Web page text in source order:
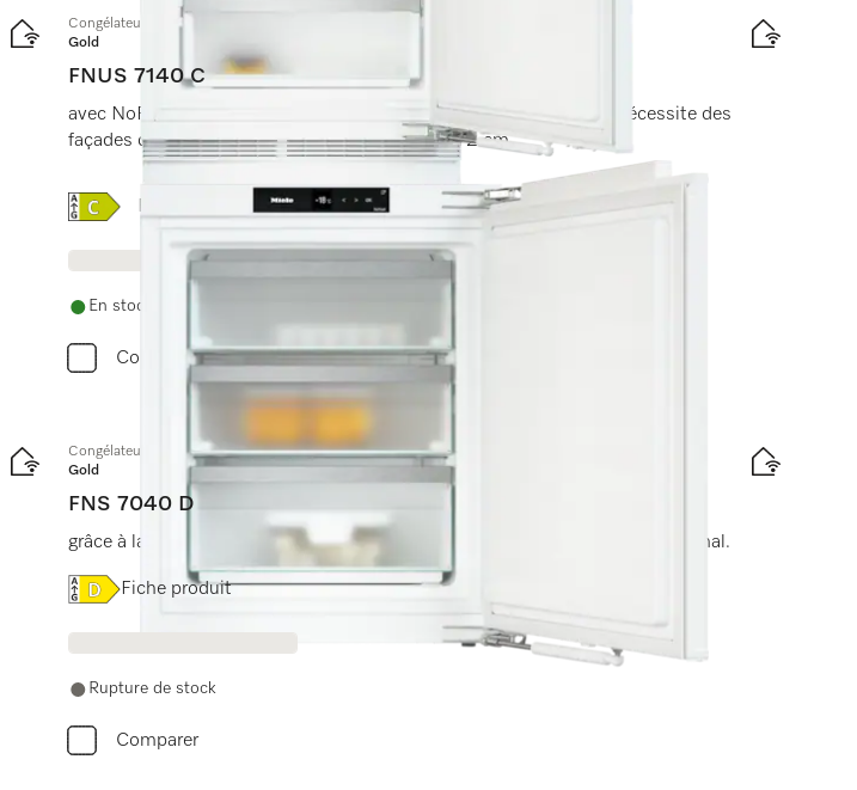
Congélateur intégrable, hauteur de niche 86–92 cm
Gold
FNUS 7140 C
avec NoFrost, SoftClose et SuperFrost dans un design compact. Nécessite des
façades de cuisine d’une hauteur minimale de 72 cm.
Online Label Flag, Étiquette énergétique
En stock avec livraison gratuite
Comparer
Congélateur encastrable, hauteur de niche 72 cm
Gold
FNS 7040 D
grâce à la fonction NoFrost et 3 tiroirs de congélation pour un confort maximal.
Online Label Flag, Étiquette énergétique
Fiche produit
Rupture de stock
Comparer